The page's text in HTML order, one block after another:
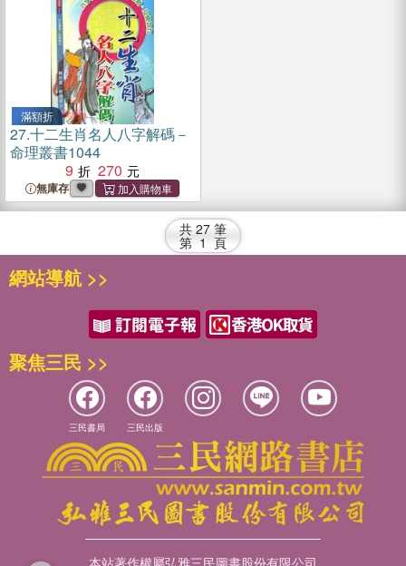
滿額折
27.十二生肖名人八字解碼－
命理叢書1044
9
270
無庫存
共 27 筆
第 1 頁
網站導航 >>
聚焦三民 >>
三民書局 三民出版
本站著作權屬弘雅三民圖書股份有限公司